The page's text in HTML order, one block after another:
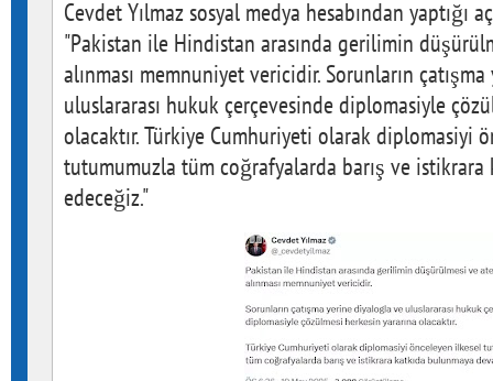
Cevdet Yılmaz sosyal medya hesabından yaptığı
"Pakistan ile Hindistan arasında gerilimin
alınması memnuniyet vericidir. Sorunların
uluslararası hukuk çerçevesinde diplomasiyle
olacaktır. Türkiye Cumhuriyeti olarak diplomasiyi
tutumumuzla tüm coğrafyalarda barış ve istikrara
edeceğiz."